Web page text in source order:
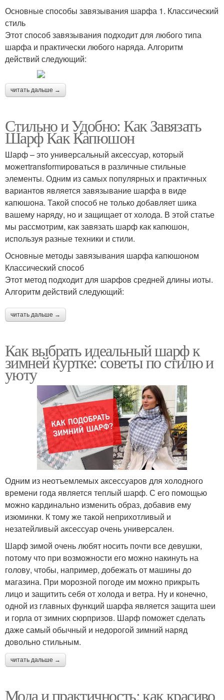
Основные способы завязывания шарфа 1. Классический
стиль
Этот способ завязывания подходит для любого типа
шарфа и практически любого наряда. Алгоритм
действий следующий:
читать дальше →
Стильно и Удобно: Как Завязать
Шарф Как Капюшон
Шарф – это универсальный аксессуар, который
можетtransformироваться в различные стильные
элементы. Одним из самых популярных и практичных
вариантов является завязывание шарфа в виде
капюшона. Такой способ не только добавляет шика
вашему наряду, но и защищает от холода. В этой статье
мы рассмотрим, как завязать шарф как капюшон,
используя разные техники и стили.
Основные методы завязывания шарфа капюшоном
Классический способ
Этот метод подходит для шарфов средней длины иоты.
Алгоритм действий следующий:
читать дальше →
Как выбрать идеальный шарф к
зимней куртке: советы по стилю и
уюту
Одним из неотъемлемых аксессуаров для холодного
времени года является теплый шарф. С его помощью
можно кардинально изменить образ, добавив ему
изюминки. К тому же такой неприхотливый и
незатейливый аксессуар очень универсален.
Шарф зимой очень любят носить почти все девушки,
потому что при возможности его можно накинуть на
голову, чтобы, например, добежать от машины до
магазина. При морозной погоде им можно прикрыть
лицо и защитить себя от холода и ветра. Ну и конечно,
одной из главных функций шарфа является защита шеи
и горла от зимних сюрпризов. Шарф поможет сделать
даже самый обычный и недорогой зимний наряд
довольно стильным.
читать дальше →
Мода и практичность: как красиво